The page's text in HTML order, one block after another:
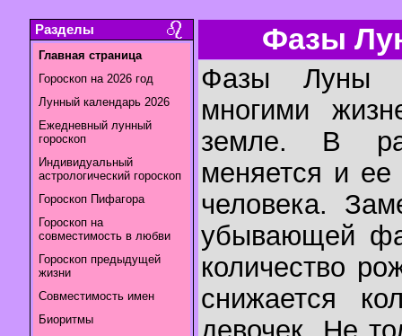
Разделы
Главная страница
Гороскоп на 2026 год
Лунный календарь 2026
Ежедневный лунный
гороскоп
Индивидуальный
астрологический гороскоп
Гороскоп Пифагора
Гороскоп на
совместимость в любви
Гороскоп предыдущей
жизни
Совместимость имен
Биоритмы
Фазы
Фазы Луны
многими
земле. В
меняется и ее
человека.
убывающей
количество
снижается
девочек. Не